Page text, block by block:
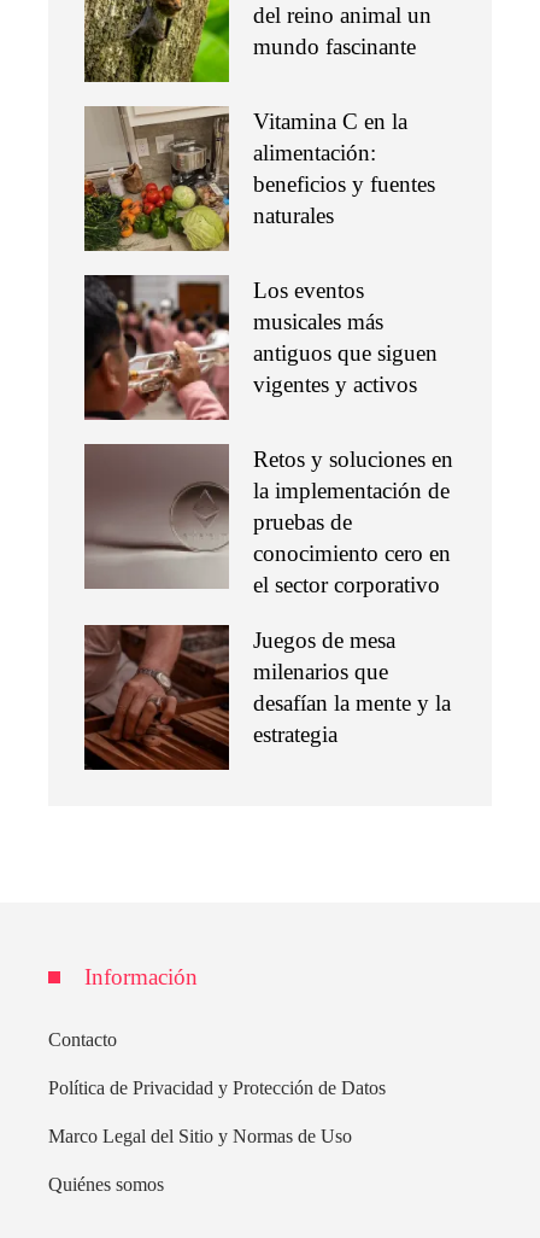
del reino animal un
mundo fascinante
Vitamina C en la
alimentación:
beneficios y fuentes
naturales
Los eventos
musicales más
antiguos que siguen
vigentes y activos
Retos y soluciones en
la implementación de
pruebas de
conocimiento cero en
el sector corporativo
Juegos de mesa
milenarios que
desafían la mente y la
estrategia
Información
Contacto
Política de Privacidad y Protección de Datos
Marco Legal del Sitio y Normas de Uso
Quiénes somos